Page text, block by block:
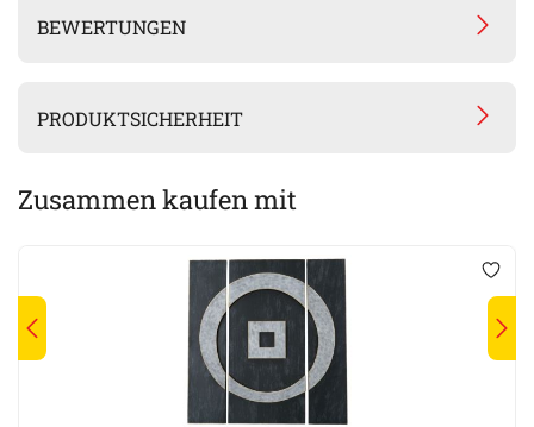
BEWERTUNGEN
PRODUKTSICHERHEIT
Zusammen kaufen mit